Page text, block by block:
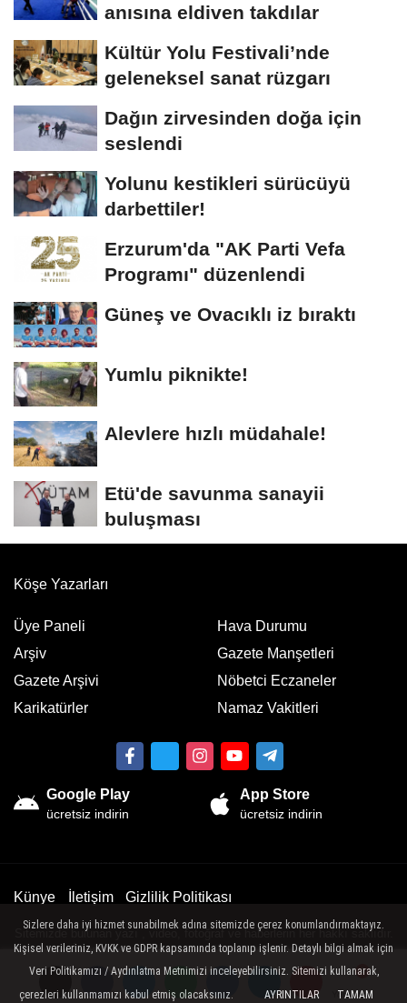
Yorumlar
Yorumlar
anısına eldiven takdılar
Kültür Yolu Festivali’nde
geleneksel sanat rüzgarı
Dağın zirvesinden doğa için
seslendi
Yolunu kestikleri sürücüyü
darbettiler!
Erzurum'da "AK Parti Vefa
Programı" düzenlendi
Güneş ve Ovacıklı iz bıraktı
Yumlu piknikte!
Alevlere hızlı müdahale!
Etü'de savunma sanayii
buluşması
Köşe Yazarları
Üye Paneli
Arşiv
Gazete Arşivi
Karikatürler
Hava Durumu
Gazete Manşetleri
Nöbetci Eczaneler
Namaz Vakitleri
Google Play
ücretsiz indirin
App Store
ücretsiz indirin
Künye İletişim Gizlilik Politikası
Sitemizde bulunan yazı , video, fotoğraf ve haberlerin her hakkı saklıdır.
İzinsiz veya kaynak gösterilemeden kullanılamaz.
Sizlere daha iyi hizmet sunabilmek adına sitemizde çerez konumlandırmaktayız.
Kişisel verileriniz, KVKK ve GDPR kapsamında toplanıp işlenir. Detaylı bilgi almak için
Veri Politikamızı / Aydınlatma Metnimizi inceleyebilirsiniz. Sitemizi kullanarak,
çerezleri kullanmamızı kabul etmiş olacaksınız.
AYRINTILAR TAMAM